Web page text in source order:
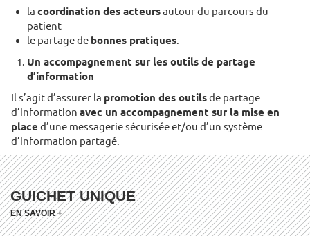
la coordination des acteursautour du parcours du
patient
le partage de bonnes pratiques.
Un accompagnement sur les outils de partage
d’information
Il s’agit d’assurer la promotion des outilsde partage
d’information avec un accompagnement sur la mise en
place d’une messagerie sécurisée et/ou d’un système
d’information partagé.
GUICHET UNIQUE
EN SAVOIR +